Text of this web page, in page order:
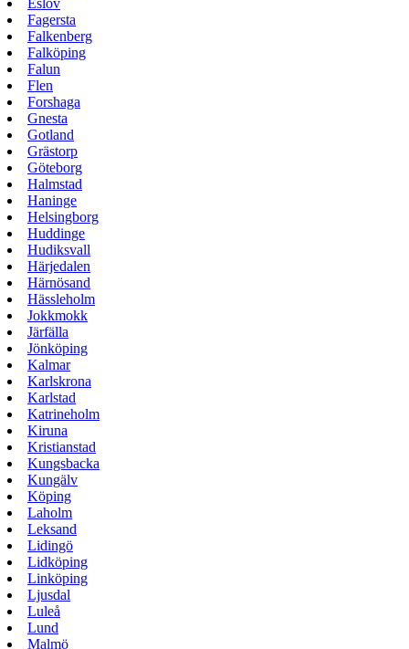
Eslöv
Fagersta
Falkenberg
Falköping
Falun
Flen
Forshaga
Gnesta
Gotland
Grästorp
Göteborg
Halmstad
Haninge
Helsingborg
Huddinge
Hudiksvall
Härjedalen
Härnösand
Hässleholm
Jokkmokk
Järfälla
Jönköping
Kalmar
Karlskrona
Karlstad
Katrineholm
Kiruna
Kristianstad
Kungsbacka
Kungälv
Köping
Laholm
Leksand
Lidingö
Lidköping
Linköping
Ljusdal
Luleå
Lund
Malmö